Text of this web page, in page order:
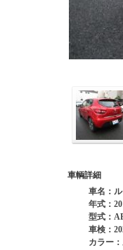
車輌詳細
車名：
年式：
型式：
車検：
カラー：